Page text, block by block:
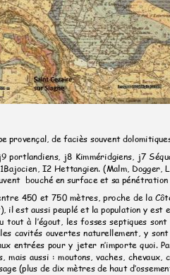
provençal, de faciès souvent
portlandiens, j8 Kimméridgiens, j7
I2 Hettangien. (Malm,
bouché en surface et sa
450 et 750 mètres, proche de la
il est aussi peuplé et la population y
tout à l’égout, les fosses septiques
cavités ouvertes naturellement, y
entrées pour y jeter n’importe quoi.
mais aussi : moutons, vaches,
(plus de dix mètres de haut